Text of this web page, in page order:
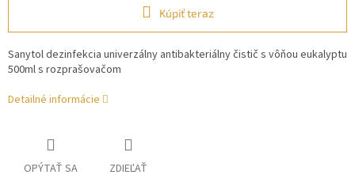
Kúpiť teraz
Sanytol dezinfekcia univerzálny antibakteriálny čistič s vôňou eukalyptu
500ml s rozprašovačom
Detailné informácie
OPÝTAŤ SA ZDIEĽAŤ